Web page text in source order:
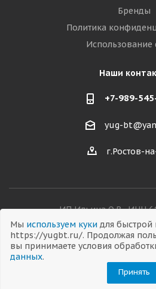
Бренды
Политика
Использование
Наши
+7-989-
yug-
г.Ростов-
ИП Ильина О.В., ИНН
ОГРНИП
© 2026 Все права
Мы используем куки для быстрой
https://yugbt.ru/. Продолжая
вы принимаете условия
данных.
Принять